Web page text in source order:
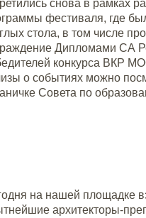
снова в рамках
фестиваля, где
стола, в том числе
Дипломами СА
конкурса ВКР
о событиях можно
Совета по
на нашей площадке
архитекторы-